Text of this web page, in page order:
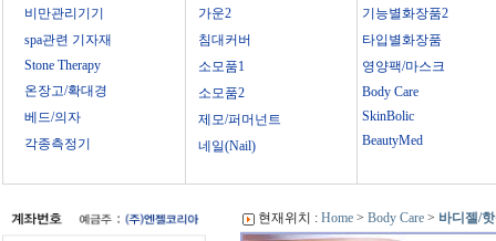
비만관리기기
spa관련 기자재
Stone Therapy
온장고/확대경
베드/의자
각종측정기
가운2
침대커버
소모품1
소모품2
제모/퍼머넌트
네일(Nail)
기능별화장품2
타입별화장품
영양팩/마스크
Body Care
SkinBolic
BeautyMed
현재위치 : Home > Body Care > 바디젤/